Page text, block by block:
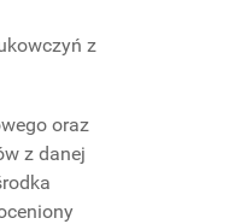
z
oraz
z danej